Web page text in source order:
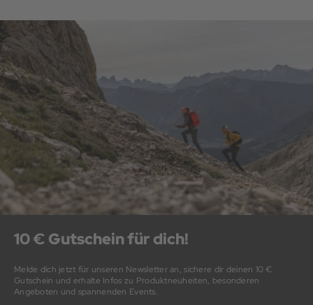
10 € Gutschein für dich!
Melde dich jetzt für unseren Newsletter an, sichere dir deinen 10 €
Gutschein und erhalte Infos zu Produktneuheiten, besonderen
Angeboten und spannenden Events.